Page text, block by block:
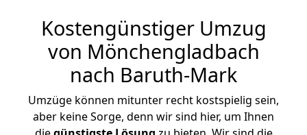
Kostengünstiger Umzug
von Mönchengladbach
nach Baruth-Mark
Umzüge können mitunter recht kostspielig sein,
aber keine Sorge, denn wir sind hier, um Ihnen